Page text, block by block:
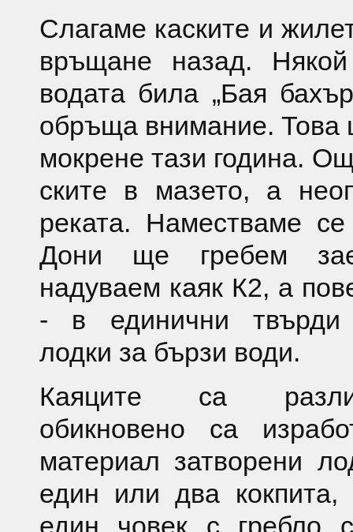
Слагаме каските и
връщане назад.
водата била „Бая
обръща внимание. Това
мокрене тази година.
ските в мазето, а
реката. Наместваме
Дони ще гребем
надуваем каяк К2, а
- в единични твърди
лодки за бързи води.
Каяците са
обикновено са
материал затворени
един или два кокпита,
един човек с гребло